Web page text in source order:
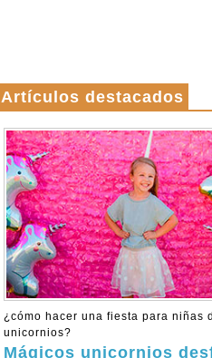
Artículos destacados
¿cómo hacer una fiesta para niñas
unicornios?
Mágicos unicornios